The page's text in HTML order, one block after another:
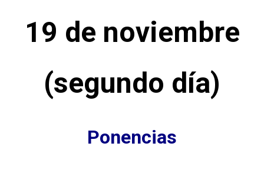
19 de noviembre
(segundo día)
Ponencias